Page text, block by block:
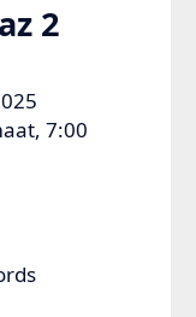
2
7:00